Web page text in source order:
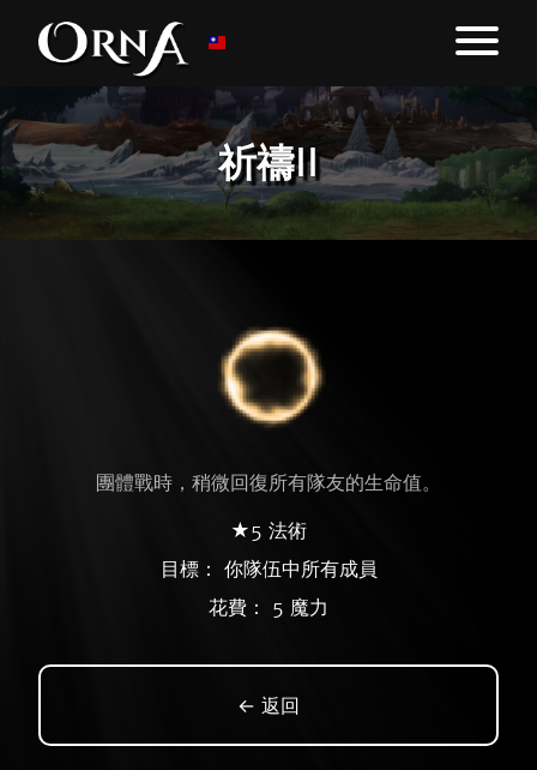
祈禱II
團體戰時，稍微回復所有隊友的生命值。
★5 法術
目標： 你隊伍中所有成員
花費： 5 魔力
← 返回